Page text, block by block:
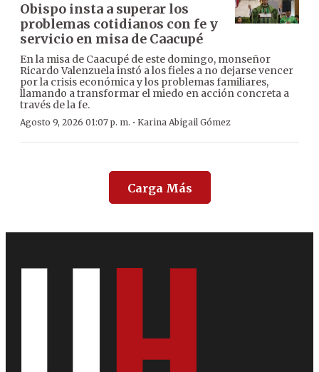
Obispo insta a superar los
problemas cotidianos con fe y
servicio en misa de Caacupé
En la misa de Caacupé de este domingo, monseñor
Ricardo Valenzuela instó a los fieles a no dejarse vencer
por la crisis económica y los problemas familiares,
llamando a transformar el miedo en acción concreta a
través de la fe.
Agosto 9, 2026 01:07 p. m. · Karina Abigail Gómez
Carga Más